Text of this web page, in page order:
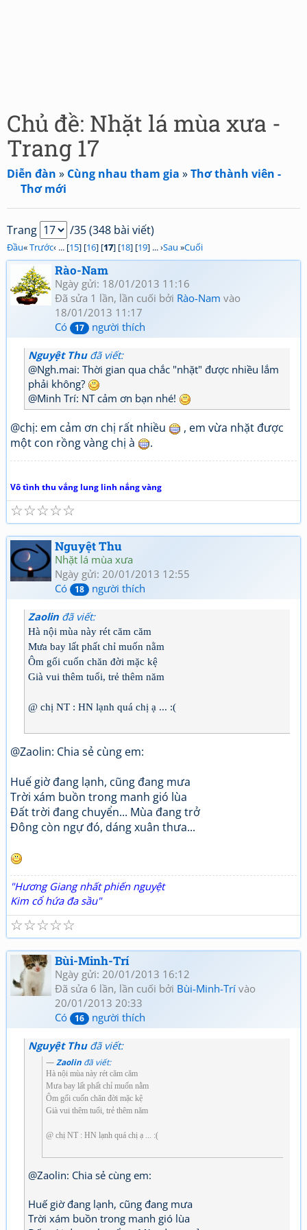
Chủ đề: Nhặt lá mùa xưa -
Trang 17
Diễn đàn » Cùng nhau tham gia »Thơ thành viên -
Thơ mới
Trang /35 (348 bài viết)
Đầu«Trước‹ ... [15] [16] [17] [18] [19] ... ›Sau »Cuối
Rào-Nam
Ngày gửi: 18/01/2013 11:16
Đã sửa 1 lần, lần cuối bởi Rào-Nam vào
18/01/2013 11:17
Có
17 người thích
Nguyệt Thuđã viết:
@Ngh.mai: Thời gian qua chắc "nhặt" được nhiều lắm
phải không?
@Minh Trí: NT cảm ơn bạn nhé!
@chị: em cảm ơn chị rất nhiều
, em vừa nhặt được
một con rồng vàng chị à
.
Vô tình thu vắng lung linh nắng vàng
☆
☆
☆
☆
☆
Nguyệt Thu
Nhặt lá mùa xưa
Ngày gửi: 20/01/2013 12:55
Có
18 người thích
Zaolin đã viết:
Hà nội mùa này rét căm căm
Mưa bay lất phất chỉ muốn nằm
Ôm gối cuốn chăn đời mặc kệ
Già vui thêm tuổi, trẻ thêm năm
@ chị NT : HN lạnh quá chị ạ ... :(
@Zaolin: Chia sẻ cùng em:
Huế giờ đang lạnh, cũng đang mưa
Trời xám buồn trong manh gió lùa
Đất trời đang chuyển... Mùa đang trở
Đông còn ngự đó, dáng xuân thưa...
"Hương Giang nhất phiến nguyệt
Kim cổ hứa đa sầu"
☆
☆
☆
☆
☆
Bùi-Minh-Trí
Ngày gửi: 20/01/2013 16:12
Đã sửa 6 lần, lần cuối bởi Bùi-Minh-Trí vào
20/01/2013 20:33
Có
16 người thích
Nguyệt Thuđã viết:
Zaolin đã viết:
Hà nội mùa này rét căm căm
Mưa bay lất phất chỉ muốn nằm
Ôm gối cuốn chăn đời mặc kệ
Già vui thêm tuổi, trẻ thêm năm
@ chị NT : HN lạnh quá chị ạ ... :(
@Zaolin: Chia sẻ cùng em:
Huế giờ đang lạnh, cũng đang mưa
Trời xám buồn trong manh gió lùa